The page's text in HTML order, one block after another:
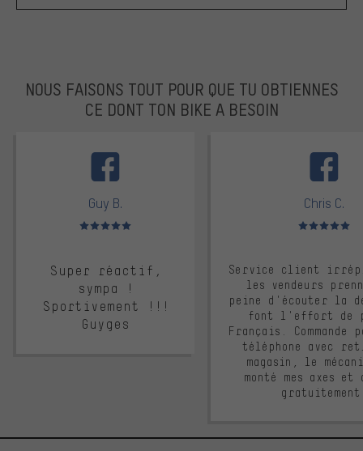
NOUS FAISONS TOUT POUR QUE TU OBTIENNES
CE DONT TON BIKE A BESOIN
Guy B.
Note moyenne : 5 sur 5
Super réactif,
sympa !
Sportivement !!!
Guyges
Chris C.
Note moyenne :
Service client
les vendeurs
peine d'écouter la
font l'effort de
Français. Commande
téléphone avec
magasin, le
monté mes axes et